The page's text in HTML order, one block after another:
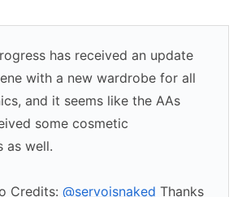
has received an update
with a new wardrobe for all
and it seems like the AAs
some cosmetic
as well.
Credits: @servoisnaked Thanks